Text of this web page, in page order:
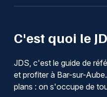
C'est quoi le
JDS, c'est le guide de
et profiter à Bar-sur-
plans : on s'occupe de